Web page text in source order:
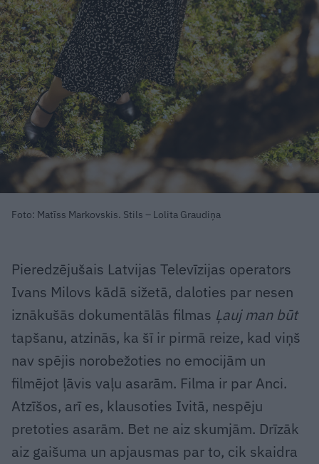
Foto: Matīss Markovskis. Stils – Lolita Graudiņa
Pieredzējušais Latvijas Televīzijas operators
Ivans Milovs kādā sižetā, daloties par nesen
iznākušās dokumentālās filmas Ļauj man būt
tapšanu, atzinās, ka šī ir pirmā reize, kad viņš
nav spējis norobežoties no emocijām un
filmējot ļāvis vaļu asarām. Filma ir par Anci.
Atzīšos, arī es, klausoties Ivitā, nespēju
pretoties asarām. Bet ne aiz skumjām. Drīzāk
aiz gaišuma un apjausmas par to, cik skaidra